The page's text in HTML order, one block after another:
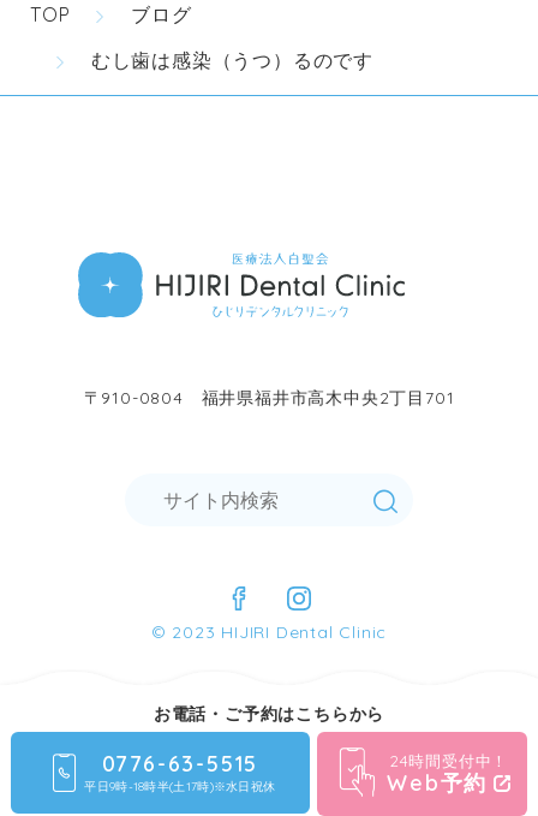
お電話・ご予約はこちらから
0776-63-5515
平日9時-18時半(土17時)※水日祝休
24時間受付中！
Web予約
TOP
ブログ
むし歯は感染（うつ）るのです
〒910-0804 福井県福井市高木中央2丁目701
© 2023 HIJIRI Dental Clinic